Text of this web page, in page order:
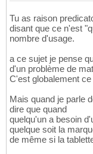
Tu as raison
disant que ce n'est
nombre d'usage.
a ce sujet je pense
d'un problème de
C'est globalement
Mais quand je parle
dire que quand
quelqu'un a besoin
quelque soit la
de même si la